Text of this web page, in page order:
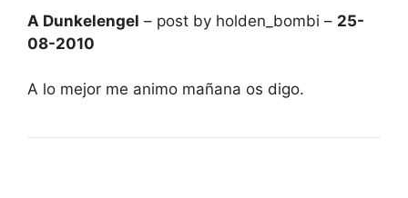
A Dunkelengel – post by holden_bombi – 25-
08-2010
A lo mejor me animo mañana os digo.